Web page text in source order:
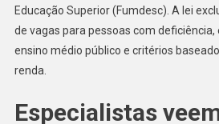
Educação Superior (Fumdesc). A lei
de vagas para pessoas com
ensino médio público e critérios
renda.
Especialistas